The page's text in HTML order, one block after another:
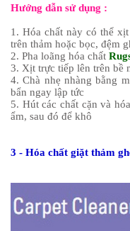
Hướng dẫn sử dụng :
1. Hóa chất này có thể
trên thảm hoặc bọc, đệm
2. Pha loãng hóa chất
3. Xịt trực tiếp lên trên bề
4. Chà nhẹ nhàng bằng
bẩn ngay lập tức
5. Hút các chất cặn và
ẩm, sau đó để khô
3 - Hóa chất giặt thảm